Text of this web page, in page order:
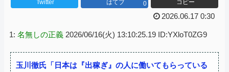
Twitter はてブ 0 コピー
2026.06.17 0:30
1: 名無しの正義 2026/06/16(火) 13:10:25.19 ID:YXloT0ZG9
玉川徹氏「日本は『出稼ぎ』の人に働いてもらっている